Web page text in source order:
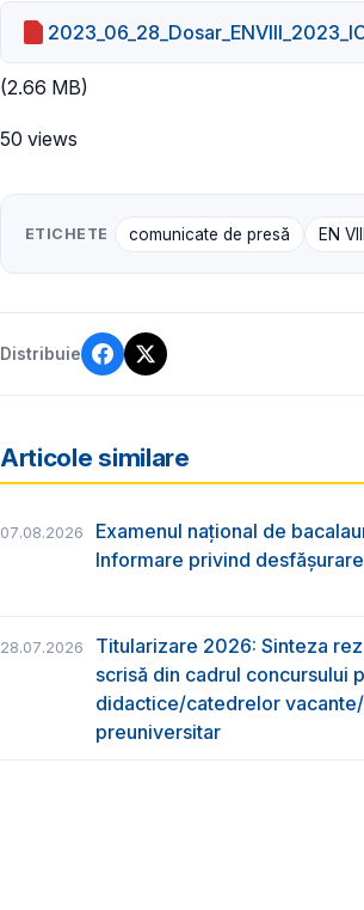
(2.66 MB)
50 views
ETICHETE comunicate de presă EN
Distribuie
Articole similare
07.08.2026
Examenul național de
Informare privind
28.07.2026
Titularizare 2026: Sinteza
scrisă din cadrul concursului
didactice/catedrelor
preuniversitar